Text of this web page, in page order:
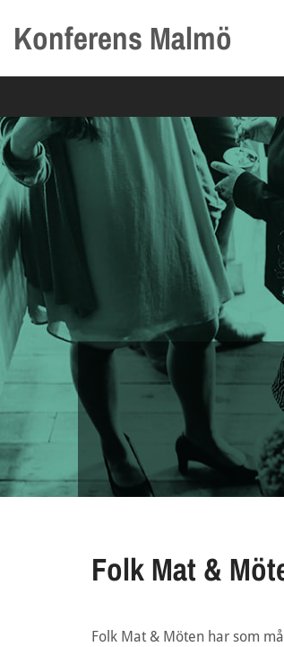
Konferens Malmö
Folk Mat &
Folk Mat & Möten har som